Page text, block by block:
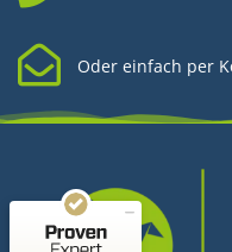
Oder einfach per
MANGELHAFT